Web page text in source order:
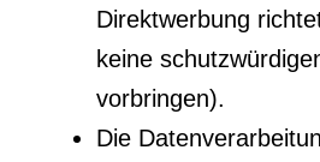
Direktwerbung
keine
vorbringen).
Die